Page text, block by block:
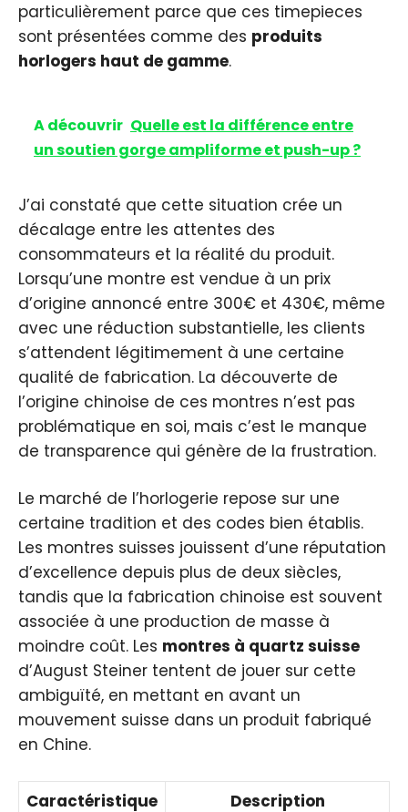
particulièrement parce que ces timepieces
sont présentées comme des produits
horlogers haut de gamme.
A découvrir Quelle est la différence entre
un soutien gorge ampliforme et push-up ?
J’ai constaté que cette situation crée un
décalage entre les attentes des
consommateurs et la réalité du produit.
Lorsqu’une montre est vendue à un prix
d’origine annoncé entre 300€ et 430€, même
avec une réduction substantielle, les clients
s’attendent légitimement à une certaine
qualité de fabrication. La découverte de
l’origine chinoise de ces montres n’est pas
problématique en soi, mais c’est le manque
de transparence qui génère de la frustration.
Le marché de l’horlogerie repose sur une
certaine tradition et des codes bien établis.
Les montres suisses jouissent d’une réputation
d’excellence depuis plus de deux siècles,
tandis que la fabrication chinoise est souvent
associée à une production de masse à
moindre coût. Les montres à quartz suisse
d’August Steiner tentent de jouer sur cette
ambiguïté, en mettant en avant un
mouvement suisse dans un produit fabriqué
en Chine.
Caractéristique Description